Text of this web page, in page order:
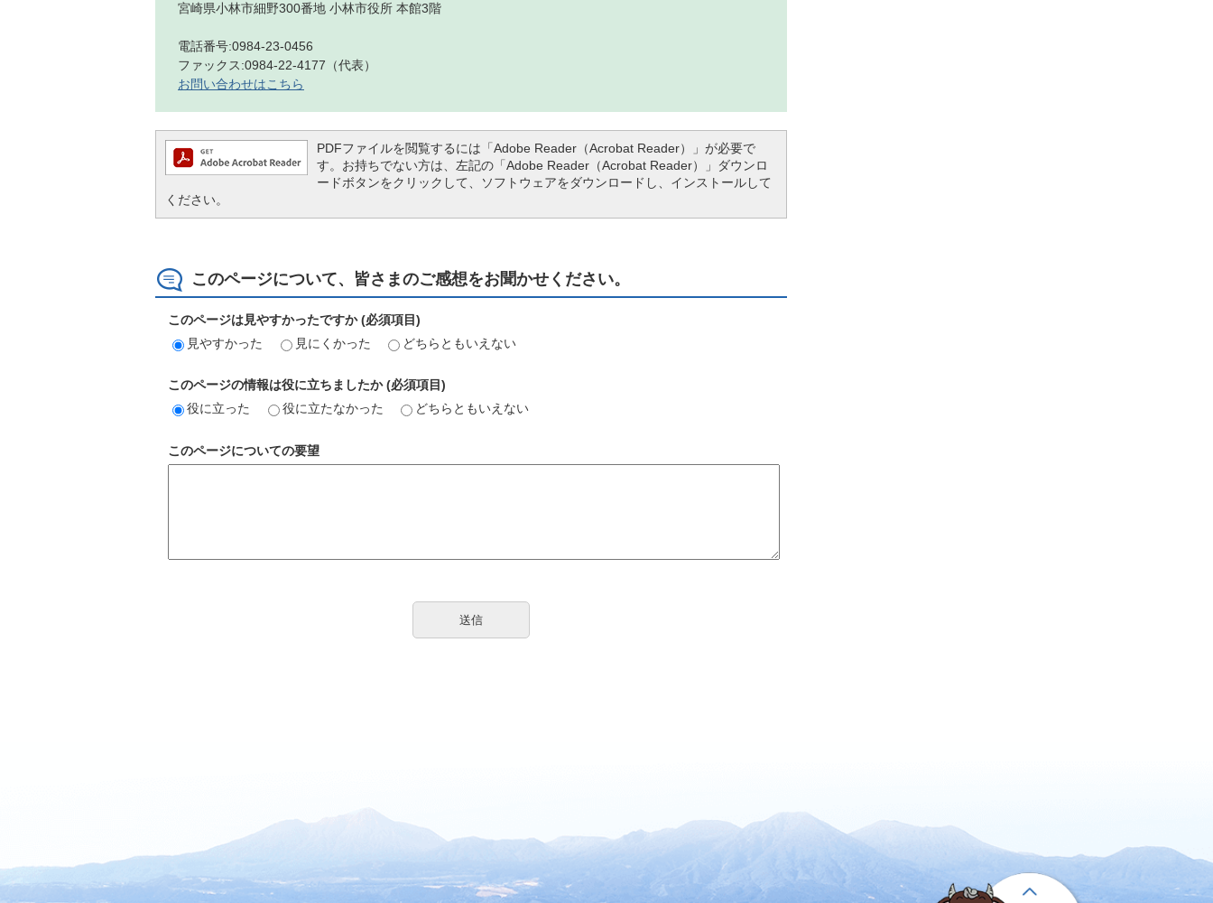
宮崎県小林市細野300番地 小林市役所 本館3階
電話番号:0984-23-0456
ファックス:0984-22-4177（代表）
お問い合わせはこちら
PDFファイルを閲覧するには「Adobe Reader（Acrobat Reader）」が必要で
す。お持ちでない方は、左記の「Adobe Reader（Acrobat Reader）」ダウンロ
ードボタンをクリックして、ソフトウェアをダウンロードし、インストールして
ください。
このページについて、皆さまのご感想をお聞かせください。
このページは見やすかったですか (必須項目)
見やすかった
見にくかった どちらともいえない
このページの情報は役に立ちましたか (必須項目)
役に立った
役に立たなかった どちらともいえない
このページについての要望